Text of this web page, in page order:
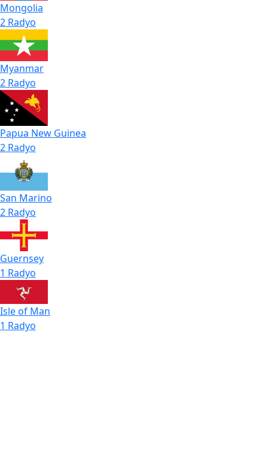
Mongolia
2 Radyo
Myanmar
2 Radyo
Papua New Guinea
2 Radyo
San Marino
2 Radyo
Guernsey
1 Radyo
Isle of Man
1 Radyo